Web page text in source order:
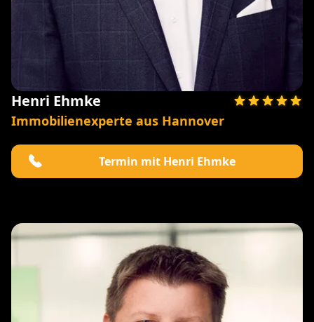
Henri Ehmke
Immobilienexperte aus Hannover
Termin mit Henri Ehmke